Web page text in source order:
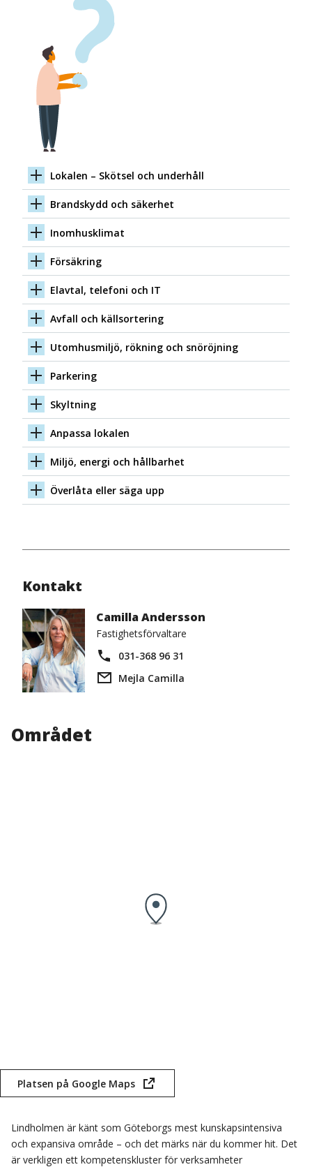
Lokalen – Skötsel och underhåll
Brandskydd och säkerhet
Inomhusklimat
Försäkring
Elavtal, telefoni och IT
Avfall och källsortering
Utomhusmiljö, rökning och snöröjning
Parkering
Skyltning
Anpassa lokalen
Miljö, energi och hållbarhet
Överlåta eller säga upp
Kontakt
Camilla Andersson
Fastighetsförvaltare
031-368 96 31
Mejla Camilla
Området
Platsen på Google Maps
(öppnas
nytt
fönster)
Lindholmen är känt som Göteborgs mest kunskapsintensiva
och expansiva område – och det märks när du kommer hit. Det
är verkligen ett kompetenskluster för verksamheter